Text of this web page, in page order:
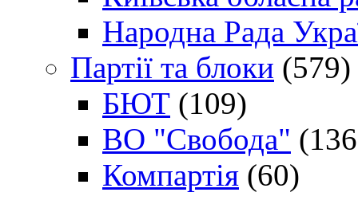
Народна Рада
Партії та блоки (579)
БЮТ (109)
ВО "Свобода"
Компартія (60)